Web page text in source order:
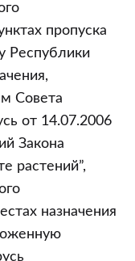
пропуска
Республики
Совета
от 14.07.2006
Закона
растений”,
назначения